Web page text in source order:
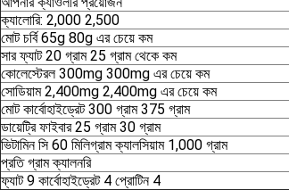
ক্যালোরি: 2,000 2,500
মোট চর্বি 65g 80g এর চেয়ে কম
সার ফ্যাট 20 গ্রাম 25 গ্রাম থেকে কম
কোলেস্টেরল 300mg 300mg এর চেয়ে কম
সোডিয়াম 2,400mg 2,400mg এর চেয়ে কম
মোট কার্বোহাইড্রেট 300 গ্রাম 375 গ্রাম
ডায়েট্রি ফাইবার 25 গ্রাম 30 গ্রাম
ভিটামিন সি 60 মিলিগ্রাম ক্যালসিয়াম 1,000 গ্রাম
প্রতি গ্রাম ক্যালনরি
ফ্যাট 9 কার্বোহাইড্রেট 4 প্রোটিন 4